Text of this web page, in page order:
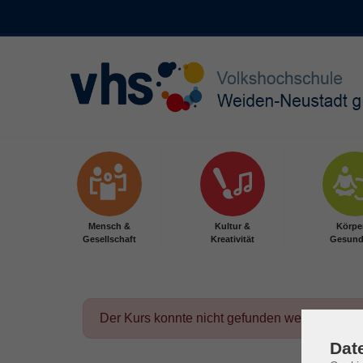
Mensch &
Gesellschaft
Kultur &
Kreativität
Der Kurs konnte nicht gefunden werden.